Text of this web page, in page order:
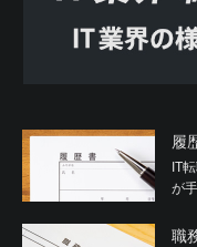
履
IT
が
職